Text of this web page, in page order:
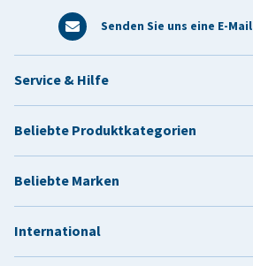
Senden Sie uns eine E-Mail
Service & Hilfe
Beliebte Produktkategorien
Beliebte Marken
International